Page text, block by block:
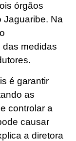
órgãos
Jaguaribe. Na
das medidas
é garantir
as
controlar a
causar
a diretora